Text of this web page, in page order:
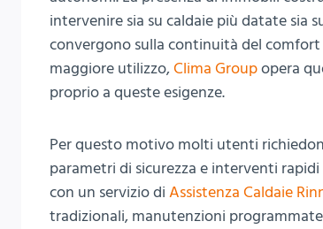
intervenire sia su caldaie più datate sia
convergono sulla continuità del
maggiore utilizzo,Clima Groupopera
proprio a queste esigenze.
Per questo motivo molti utenti
parametri di sicurezza e interventi
con un servizio di Assistenza Caldaie
tradizionali, manutenzioni